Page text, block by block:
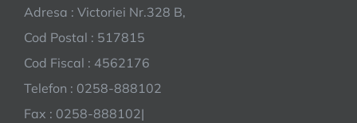
Adresa : Victoriei Nr.328 B,
Cod Postal : 517815
Cod Fiscal : 4562176
Telefon : 0258-888102
Fax : 0258-888102|